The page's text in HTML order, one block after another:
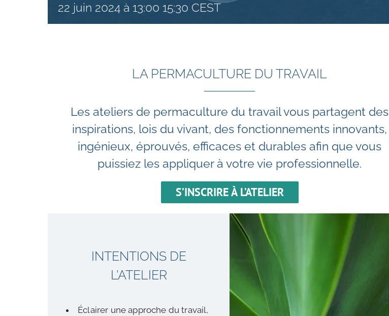
22 juin 2024 à 13:00 15:30 CEST
LA PERMACULTURE DU TRAVAIL
Les ateliers de permaculture du travail vous partagent des
inspirations, lois du vivant, des fonctionnements innovants,
ingénieux, éprouvés, efficaces et durables afin que vous
puissiez les appliquer à votre vie professionnelle.
S’INSCRIRE À L’ATELIER
INTENTIONS DE
L’ATELIER
Éclairer une approche du travail,